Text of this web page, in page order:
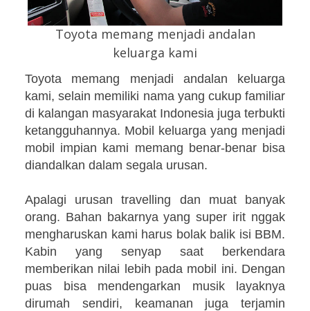
Toyota memang menjadi andalan
keluarga kami
Toyota memang menjadi andalan keluarga
kami, selain memiliki nama yang cukup familiar
di kalangan masyarakat Indonesia juga terbukti
ketangguhannya. Mobil keluarga yang menjadi
mobil impian kami memang benar-benar bisa
diandalkan dalam segala urusan.
Apalagi urusan travelling dan muat banyak
orang. Bahan bakarnya yang super irit nggak
mengharuskan kami harus bolak balik isi BBM.
Kabin yang senyap saat berkendara
memberikan nilai lebih pada mobil ini. Dengan
puas bisa mendengarkan musik layaknya
dirumah sendiri, keamanan juga terjamin